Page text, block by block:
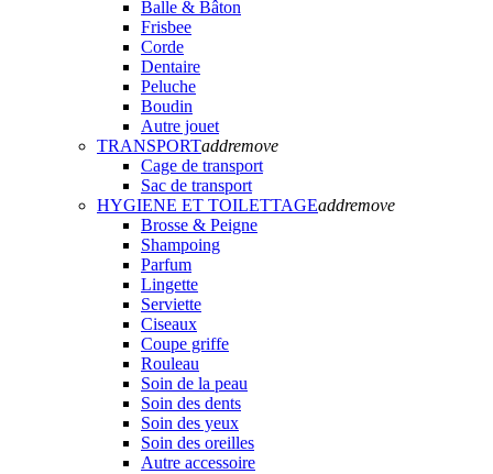
Balle & Bâton
Frisbee
Corde
Dentaire
Peluche
Boudin
Autre jouet
TRANSPORTaddremove
Cage de transport
Sac de transport
HYGIENE ET TOILETTAGEaddremove
Brosse & Peigne
Shampoing
Parfum
Lingette
Serviette
Ciseaux
Coupe griffe
Rouleau
Soin de la peau
Soin des dents
Soin des yeux
Soin des oreilles
Autre accessoire